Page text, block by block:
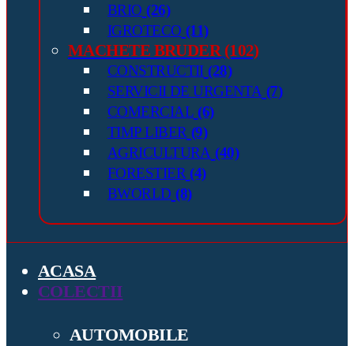
BRIO (26)
IGROTECO (11)
MACHETE BRUDER (102)
CONSTRUCTII (28)
SERVICII DE URGENTA (7)
COMERCIAL (6)
TIMP LIBER (9)
AGRICULTURA (40)
FORESTIER (4)
BWORLD (8)
ACASA
COLECTII
AUTOMOBILE